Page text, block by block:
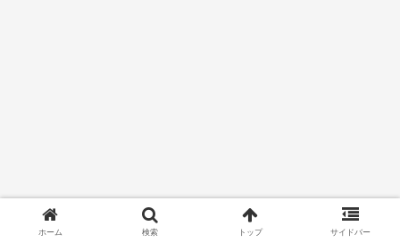
ホーム 検索 トップ サイドバー